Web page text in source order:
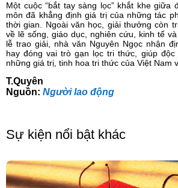
Một cuộc “bắt tay sàng lọc” khắt khe giữa
môn đã khẳng định giá trị của những tác
thời gian. Ngoài văn học, giải thưởng còn
về lẽ sống, giáo dục, nghiên cứu, kinh tế
lễ trao giải, nhà văn Nguyên Ngọc nhận
hay đóng vai trò gạn lọc tri thức, giúp
những giá trị, tinh hoa tri thức của Việt Nam
T.Quyên
Nguồn: Người lao động
Sự kiện nổi bật khác